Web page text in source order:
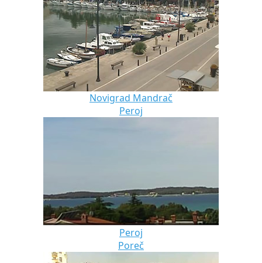
Novigrad Mandrač
Peroj
Peroj
Poreč